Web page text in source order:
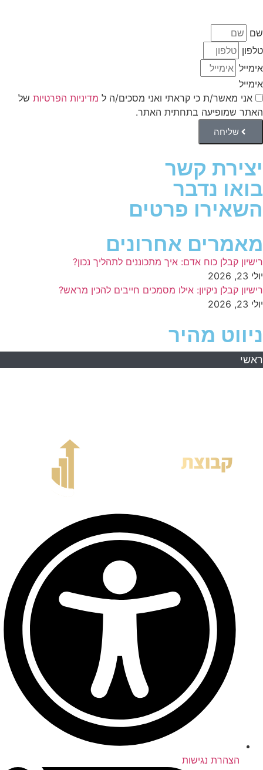
שם
טלפון
אימייל
אימייל
אני מאשר/ת כי קראתי ואני מסכים/ה ל מדיניות הפרטיות של
האתר שמופיעה בתחתית האתר.
שליחה
יצירת קשר
בואו נדבר
השאירו פרטים
מאמרים אחרונים
רישיון קבלן כוח אדם: איך מתכוננים לתהליך נכון?
יולי 23, 2026
רישיון קבלן ניקיון: אילו מסמכים חייבים להכין מראש?
יולי 23, 2026
ניווט מהיר
ראשי
הצהרת נגישות